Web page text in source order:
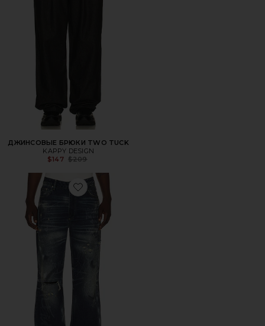
ДЖИНСОВЫЕ БРЮКИ TWO TUCK
KAPPY DESIGN
$147 Previous price:
$209
Favorite ДЖИНСЫ LASER